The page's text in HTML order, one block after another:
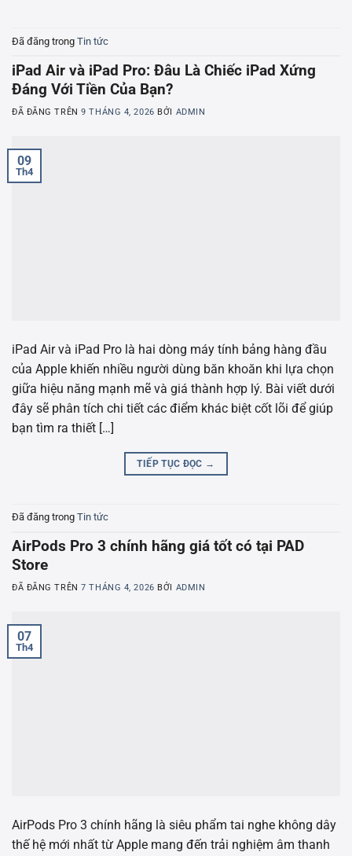
Đã đăng trong Tin tức
iPad Air và iPad Pro: Đâu Là Chiếc iPad Xứng
Đáng Với Tiền Của Bạn?
ĐÃ ĐĂNG TRÊN9 THÁNG 4, 2026 BỞI ADMIN
09
Th4
iPad Air và iPad Pro là hai dòng máy tính bảng hàng đầu
của Apple khiến nhiều người dùng băn khoăn khi lựa chọn
giữa hiệu năng mạnh mẽ và giá thành hợp lý. Bài viết dưới
đây sẽ phân tích chi tiết các điểm khác biệt cốt lõi để giúp
bạn tìm ra thiết […]
TIẾP TỤC ĐỌC →
Đã đăng trong Tin tức
AirPods Pro 3 chính hãng giá tốt có tại PAD
Store
ĐÃ ĐĂNG TRÊN7 THÁNG 4, 2026 BỞI ADMIN
07
Th4
AirPods Pro 3 chính hãng là siêu phẩm tai nghe không dây
thế hệ mới nhất từ Apple mang đến trải nghiệm âm thanh